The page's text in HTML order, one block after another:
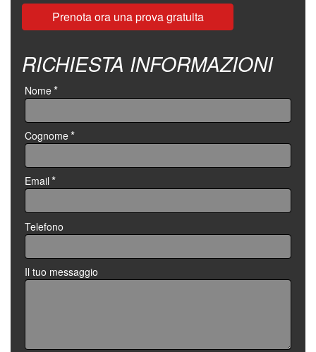
Prenota ora una prova gratuita
RICHIESTA INFORMAZIONI
Nome*
Cognome*
Email*
Telefono
Il tuo messaggio